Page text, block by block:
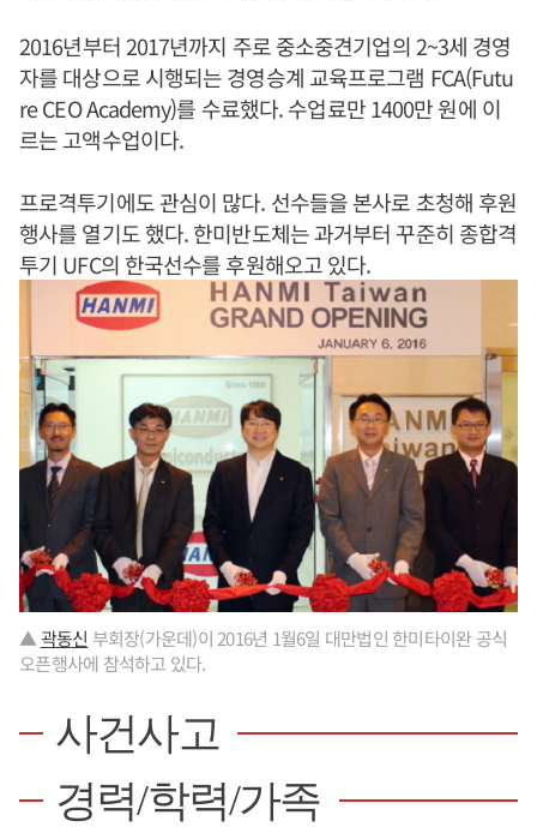
2016년부터 2017년까지 주로 중소중견기업의 2~3세 경영
자를 대상으로 시행되는 경영승계 교육프로그램 FCA(Futu
re CEO Academy)를 수료했다. 수업료만 1400만 원에 이
르는 고액수업이다.
프로격투기에도 관심이 많다. 선수들을 본사로 초청해 후원
행사를 열기도 했다. 한미반도체는 과거부터 꾸준히 종합격
투기 UFC의 한국선수를 후원해오고 있다.
▲곽동신 부회장(가운데)이 2016년 1월6일 대만법인 한미타이완 공식
오픈행사에 참석하고 있다.
사건사고
경력/학력/가족